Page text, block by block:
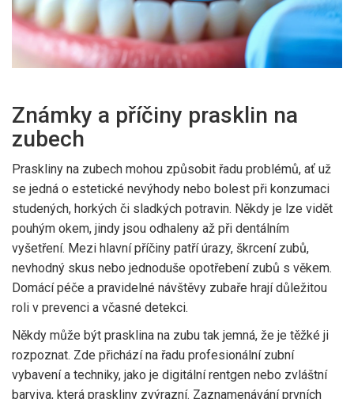
Známky a příčiny prasklin na
zubech
Praskliny na zubech mohou způsobit řadu problémů, ať už
se jedná o estetické nevýhody nebo bolest při konzumaci
studených, horkých či sladkých potravin. Někdy je lze vidět
pouhým okem, jindy jsou odhaleny až při dentálním
vyšetření. Mezi hlavní příčiny patří úrazy, škrcení zubů,
nevhodný skus nebo jednoduše opotřebení zubů s věkem.
Domácí péče a pravidelné návštěvy zubaře hrají důležitou
roli v prevenci a včasné detekci.
Někdy může být prasklina na zubu tak jemná, že je těžké ji
rozpoznat. Zde přichází na řadu profesionální zubní
vybavení a techniky, jako je digitální rentgen nebo zvláštní
barviva, která praskliny zvýrazní. Zaznamenávání prvních